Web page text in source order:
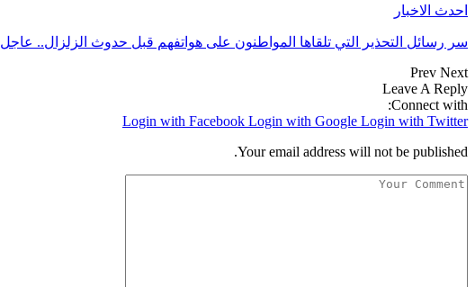
احدث الاخبار
سر رسائل التحذير التي تلقاها المواطنون على هواتفهم قبل حدوث الزلزال.. عاجل
Prev Next
Leave A Reply
Connect with:
Login with Facebook Login with Google Login with Twitter
Your email address will not be published.